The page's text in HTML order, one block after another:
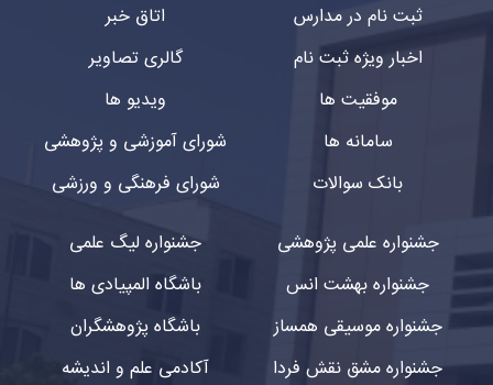
ثبت نام در مدارس
اخبار ویژه ثبت نام
موفقیت ها
سامانه ها
بانک سوالات
اتاق خبر
گالری تصاویر
ویدیو ها
شورای آموزشی و پژوهشی
شورای فرهنگی و ورزشی
جشنواره علمی پژوهشی
جشنواره بهشت انس
جشنواره موسیقی همساز
جشنواره مشق نقش فردا
جشنواره لیگ علمی
باشگاه المپیادی ها
باشگاه پژوهشگران
آکادمی علم و اندیشه